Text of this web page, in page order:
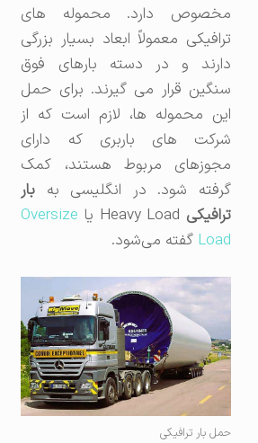
مخصوص دارد. محموله های
ترافیکی معمولاً ابعاد بسیار بزرگی
دارند و در دسته بارهای فوق
سنگین قرار می گیرند. برای حمل
این محموله ها، لازم است که از
شرکت های باربری که دارای
مجوزهای مربوط هستند، کمک
گرفته شود. در انگلیسی بهبار
ترافیکیHeavy Load یا
Oversize
Loadگفته می‌شود.
حمل بار ترافیکی